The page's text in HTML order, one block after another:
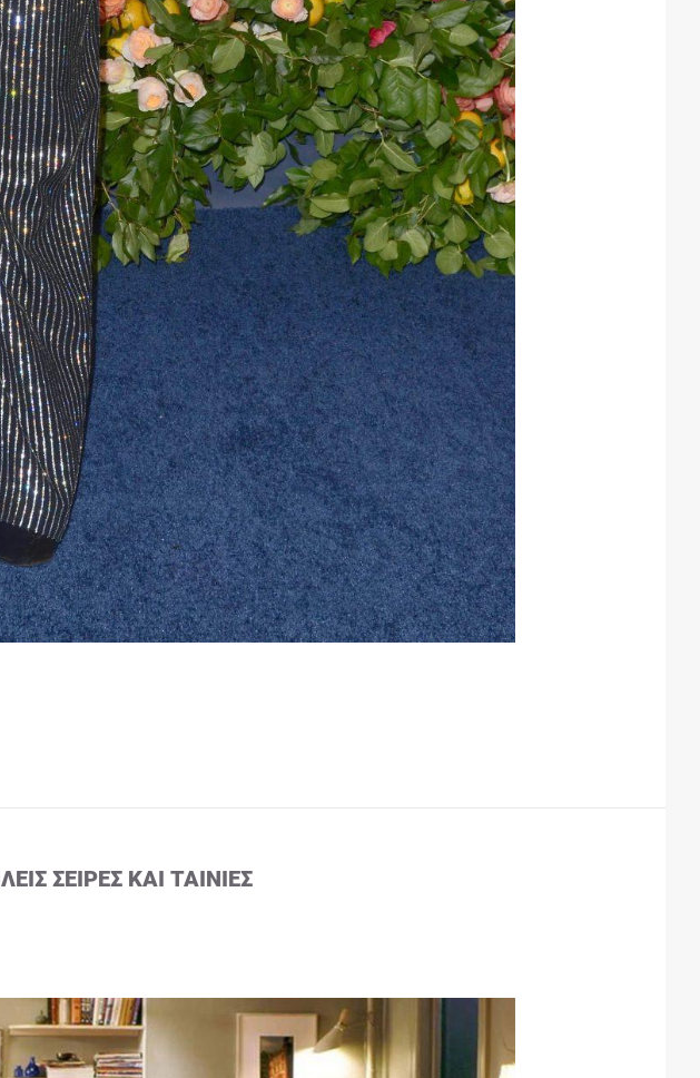
ΣΕΙΡΈΣ ΚΑΙ ΤΑΙΝΊΕΣ